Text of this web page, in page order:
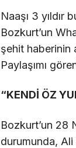
Naaşı 3 yıldır
Bozkurt’un
şehit haberinin
Paylaşımı
“KENDİ ÖZ
Bozkurt’un 28
durumunda, Ali